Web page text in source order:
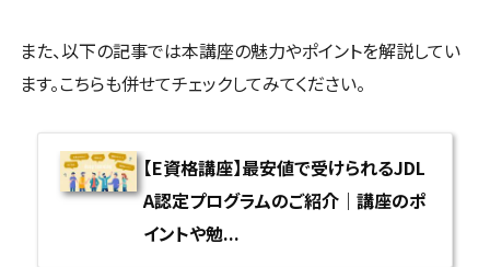
また、以下の記事では本講座の魅力やポイントを解説してい
ます。こちらも併せてチェックしてみてください。
【E資格講座】最安値で受けられるJDL
A認定プログラムのご紹介｜講座のポ
イントや勉...